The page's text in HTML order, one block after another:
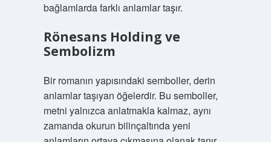
bağlamlarda farklı anlamlar taşır.
Rönesans Holding ve
Sembolizm
Bir romanın yapısındaki semboller, derin
anlamlar taşıyan öğelerdir. Bu semboller,
metni yalnızca anlatmakla kalmaz, aynı
zamanda okurun bilinçaltında yeni